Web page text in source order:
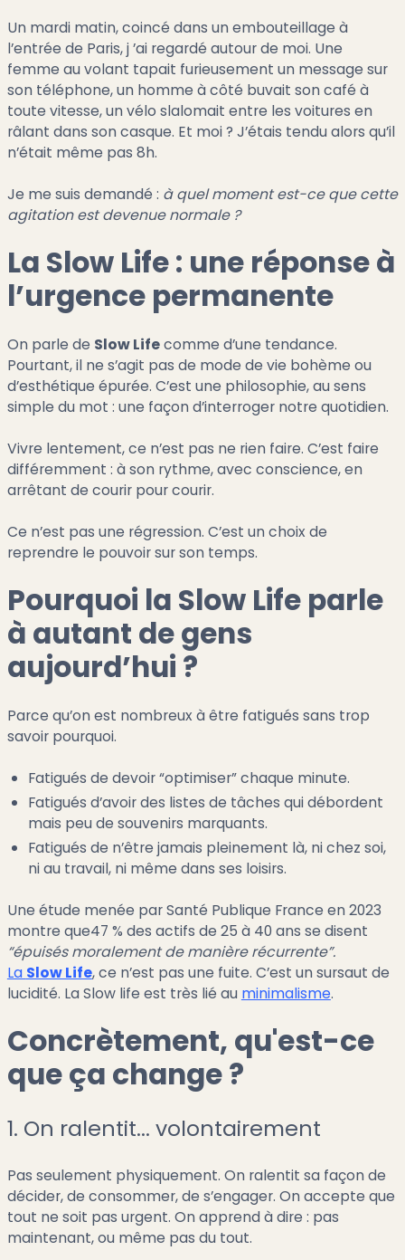
Un mardi matin, coincé dans un embouteillage à
l’entrée de Paris, j ’ai regardé autour de moi. Une
femme au volant tapait furieusement un message sur
son téléphone, un homme à côté buvait son café à
toute vitesse, un vélo slalomait entre les voitures en
râlant dans son casque. Et moi ? J’étais tendu alors qu’il
n’était même pas 8h.
Je me suis demandé : à quel moment est-ce que cette
agitation est devenue normale ?
La Slow Life : une réponse à
l’urgence permanente
On parle de Slow Lifecomme d’une tendance.
Pourtant, il ne s’agit pas de mode de vie bohème ou
d’esthétique épurée. C’est une philosophie, au sens
simple du mot : une façon d’interroger notre quotidien.
Vivre lentement, ce n’est pas ne rien faire. C’est faire
différemment : à son rythme, avec conscience, en
arrêtant de courir pour courir.
Ce n’est pas une régression. C’est un choix de
reprendre le pouvoir sur son temps.
Pourquoi la Slow Life parle
à autant de gens
aujourd’hui ?
Parce qu’on est nombreux à être fatigués sans trop
savoir pourquoi.
Fatigués de devoir “optimiser” chaque minute.
Fatigués d’avoir des listes de tâches qui débordent
mais peu de souvenirs marquants.
Fatigués de n’être jamais pleinement là, ni chez soi,
ni au travail, ni même dans ses loisirs.
Une étude menée par Santé Publique France en 2023
montre que47 % des actifs de 25 à 40 ans se disent
“épuisés moralement de manière récurrente”.
La Slow Life, ce n’est pas une fuite. C’est un sursaut de
lucidité. La Slow life est très lié au minimalisme.
Concrètement, qu'est-ce
que ça change ?
1. On ralentit... volontairement
Pas seulement physiquement. On ralentit sa façon de
décider, de consommer, de s’engager. On accepte que
tout ne soit pas urgent. On apprend à dire : pas
maintenant, ou même pas du tout.